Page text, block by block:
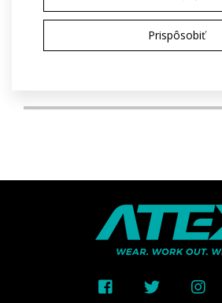
Prispôsobiť
SPÝTAŤ SA VÝROBY